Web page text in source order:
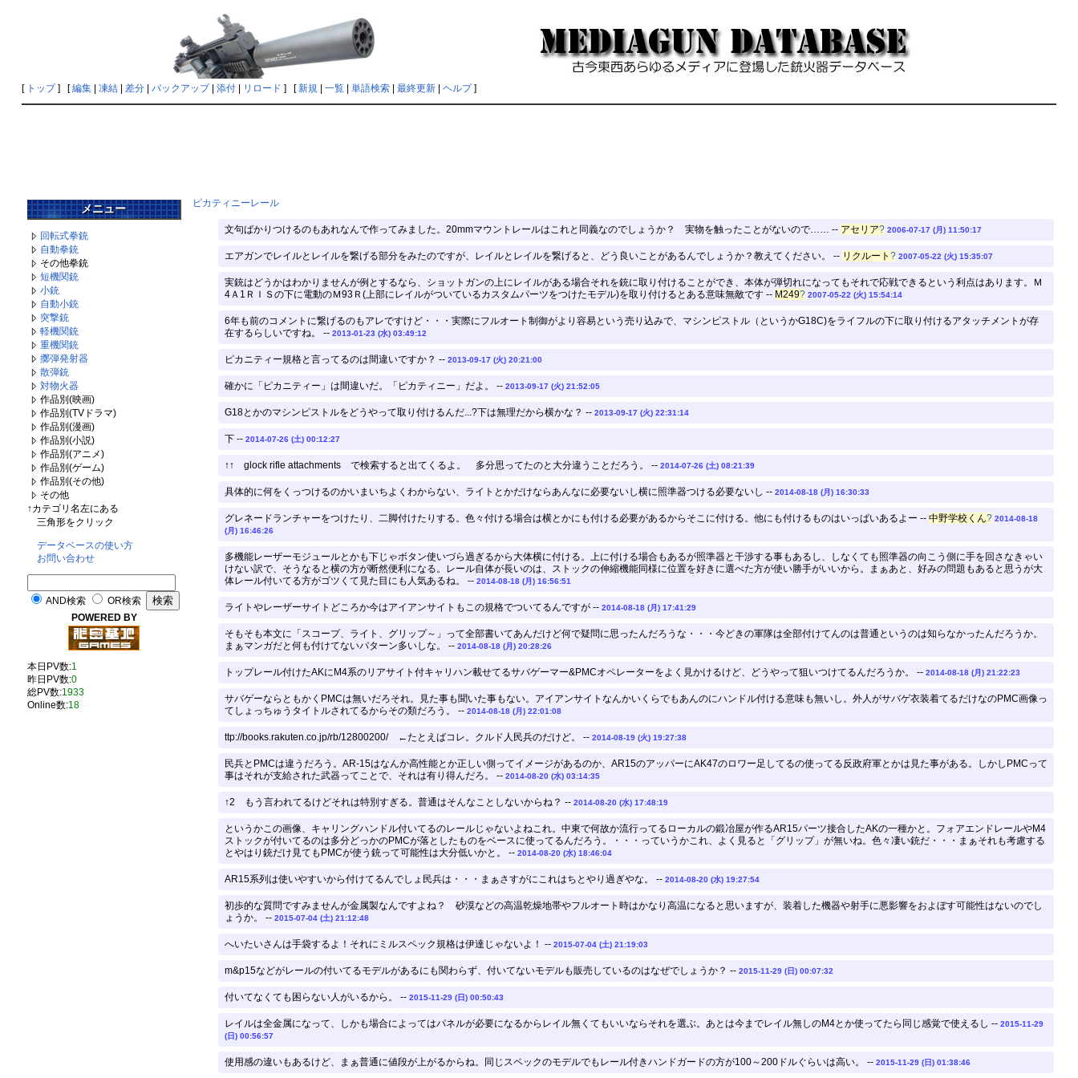
[ トップ] [編集| 凍結| 差分| バックアップ| 添付| リロード ] [新規| 一覧| 単語検索| 最終更新| ヘルプ]
メニュー
回転式拳銃
自動拳銃
その他拳銃
短機関銃
小銃
自動小銃
突撃銃
軽機関銃
重機関銃
擲弾発射器
散弾銃
対物火器
作品別(映画)
作品別(TVドラマ)
作品別(漫画)
作品別(小説)
作品別(アニメ)
作品別(ゲーム)
作品別(その他)
その他
↑カテゴリ名左にある
三角形をクリック
データベースの使い方
お問い合わせ
AND検索
OR検索
POWERED BY
本日PV数:1
昨日PV数:0
総PV数:1933
Online数:18
ピカティニーレール
文句ばかりつけるのもあれなんで作ってみました。20mmマウントレールはこれと同義なのでしょうか？ 実物を触ったことがないので…… -- アセリア? 2006-07-17 (月) 11:50:17
エアガンでレイルとレイルを繋げる部分をみたのですが、レイルとレイルを繋げると、どう良いことがあるんでしょうか？教えてください。 -- リクルート ? 2007-05-22 (火) 15:35:07
実銃はどうかはわかりませんが例とするなら、ショットガンの上にレイルがある場合それを銃に取り付けることができ、本体が弾切れになってもそれで応戦できるという利点はあります。Ｍ
4Ａ1ＲＩＳの下に電動のＭ93Ｒ(上部にレイルがついているカスタムパーツをつけたモデル)を取り付けるとある意味無敵です -- M249? 2007-05-22 (火) 15:54:14
6年も前のコメントに繋げるのもアレですけど・・・実際にフルオート制御がより容易という売り込みで、マシンピストル（というかG18C)をライフルの下に取り付けるアタッチメントが存
在するらしいですね。 -- 2013-01-23 (水) 03:49:12
ピカニティー規格と言ってるのは間違いですか？ -- 2013-09-17 (火) 20:21:00
確かに「ピカニティー」は間違いだ。「ピカティニー」だよ。 -- 2013-09-17 (火) 21:52:05
G18とかのマシンピストルをどうやって取り付けるんだ...?下は無理だから横かな？ -- 2013-09-17 (火) 22:31:14
下 -- 2014-07-26 (土) 00:12:27
↑↑ glock rifle attachments で検索すると出てくるよ。 多分思ってたのと大分違うことだろう。 -- 2014-07-26 (土) 08:21:39
具体的に何をくっつけるのかいまいちよくわからない、ライトとかだけならあんなに必要ないし横に照準器つける必要ないし -- 2014-08-18 (月) 16:30:33
グレネードランチャーをつけたり、二脚付けたりする。色々付ける場合は横とかにも付ける必要があるからそこに付ける。他にも付けるものはいっぱいあるよー -- 中野学校くん? 2014-08-18
(月) 16:46:26
多機能レーザーモジュールとかも下じゃボタン使いづら過ぎるから大体横に付ける。上に付ける場合もあるが照準器と干渉する事もあるし、しなくても照準器の向こう側に手を回さなきゃい
けない訳で、そうなると横の方が断然便利になる。レール自体が長いのは、ストックの伸縮機能同様に位置を好きに選べた方が使い勝手がいいから。まぁあと、好みの問題もあると思うが大
体レール付いてる方がゴツくて見た目にも人気あるね。 -- 2014-08-18 (月) 16:56:51
ライトやレーザーサイトどころか今はアイアンサイトもこの規格でついてるんですが -- 2014-08-18 (月) 17:41:29
そもそも本文に「スコープ、ライト、グリップ～」って全部書いてあんだけど何で疑問に思ったんだろうな・・・今どきの軍隊は全部付けてんのは普通というのは知らなかったんだろうか。
まぁマンガだと何も付けてないパターン多いしな。 -- 2014-08-18 (月) 20:28:26
トップレール付けたAKにM4系のリアサイト付キャリハン載せてるサバゲーマー&PMCオペレーターをよく見かけるけど、どうやって狙いつけてるんだろうか。 -- 2014-08-18 (月) 21:22:23
サバゲーならともかくPMCは無いだろそれ。見た事も聞いた事もない。アイアンサイトなんかいくらでもあんのにハンドル付ける意味も無いし。外人がサバゲ衣装着てるだけなのPMC画像っ
てしょっちゅうタイトルされてるからその類だろう。 -- 2014-08-18 (月) 22:01:08
ttp://books.rakuten.co.jp/rb/12800200/ ←たとえばコレ。クルド人民兵のだけど。 -- 2014-08-19 (火) 19:27:38
民兵とPMCは違うだろう。AR-15はなんか高性能とか正しい側ってイメージがあるのか、AR15のアッパーにAK47のロワー足してるの使ってる反政府軍とかは見た事がある。しかしPMCって
事はそれが支給された武器ってことで、それは有り得んだろ。 -- 2014-08-20 (水) 03:14:35
↑2 もう言われてるけどそれは特別すぎる。普通はそんなことしないからね？ -- 2014-08-20 (水) 17:48:19
というかこの画像、キャリングハンドル付いてるのレールじゃないよねこれ。中東で何故か流行ってるローカルの鍛冶屋が作るAR15パーツ接合したAKの一種かと。フォアエンドレールやM4
ストックが付いてるのは多分どっかのPMCが落としたものをベースに使ってるんだろう。・・・っていうかこれ、よく見ると「グリップ」が無いね。色々凄い銃だ・・・まぁそれも考慮する
とやはり銃だけ見てもPMCが使う銃って可能性は大分低いかと。 -- 2014-08-20 (水) 18:46:04
AR15系列は使いやすいから付けてるんでしょ民兵は・・・まぁさすがにこれはちとやり過ぎやな。 -- 2014-08-20 (水) 19:27:54
初歩的な質問ですみませんが金属製なんですよね？ 砂漠などの高温乾燥地帯やフルオート時はかなり高温になると思いますが、装着した機器や射手に悪影響をおよぼす可能性はないのでし
ょうか。 -- 2015-07-04 (土) 21:12:48
へいたいさんは手袋するよ！それにミルスペック規格は伊達じゃないよ！ -- 2015-07-04 (土) 21:19:03
m&p15などがレールの付いてるモデルがあるにも関わらず、付いてないモデルも販売しているのはなぜでしょうか？ -- 2015-11-29 (日) 00:07:32
付いてなくても困らない人がいるから。 -- 2015-11-29 (日) 00:50:43
レイルは全金属になって、しかも場合によってはパネルが必要になるからレイル無くてもいいならそれを選ぶ。あとは今までレイル無しのM4とか使ってたら同じ感覚で使えるし -- 2015-11-29
(日) 00:56:57
使用感の違いもあるけど、まぁ普通に値段が上がるからね。同じスペックのモデルでもレール付きハンドガードの方が100～200ドルぐらいは高い。 -- 2015-11-29 (日) 01:38:46